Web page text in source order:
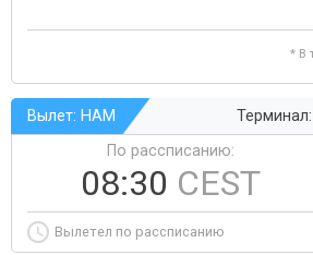
* В
Вылет: HAM Терминал:
По рассписанию:
08:30 CEST
Вылетел по рассписанию